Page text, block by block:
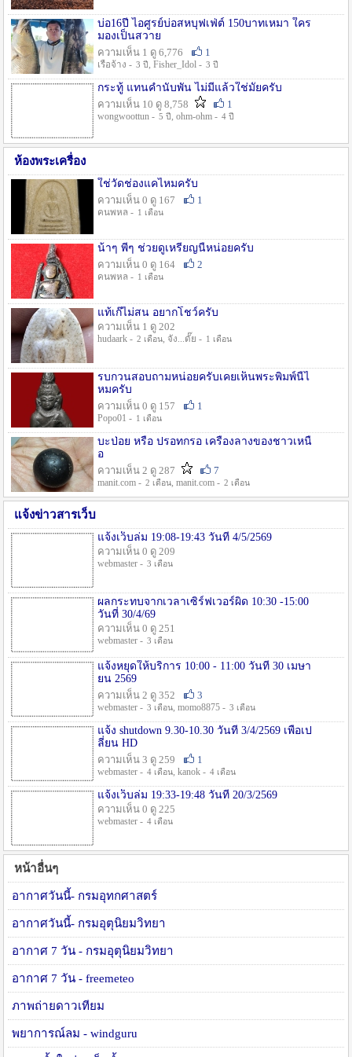
บ่อ16ปี ไอศูรย์บ่อสหบุฟเฟ่ต์ 150บาทเหมา ใคร
มองเป็นสวาย
ความเห็น 1 ดู 6,776
1
เรือจ้าง - 3 ปี , Fisher_Idol - 3 ปี
กระทู้ แทนคำนับพัน ไม่มีแล้วใช่มั๊ยครับ
ความเห็น 10 ดู 8,758
1
wongwoottun - 5 ปี , ohm-ohm - 4 ปี
ห้องพระเครื่อง
ใช่วัดช่องแคไหมครับ
ความเห็น 0 ดู 167
1
คนพหล - 1 เดือน
น้าๆ พี่ๆ ช่วยดูเหรียญนี้หน่อยครับ
ความเห็น 0 ดู 164
2
คนพหล - 1 เดือน
แท้เก๊ไม่สน อยากโชว์ครับ
ความเห็น 1 ดู 202
hudaark - 2 เดือน, จัง...ดั๊ย - 1 เดือน
รบกวนสอบถามหน่อยครับเคยเห็นพระพิมพ์นี้ไ
หมครับ
ความเห็น 0 ดู 157
1
Popo01 - 1 เดือน
บะป่อย หรือ ปรอทกรอ เครื่องลางของชาวเหนื
อ
ความเห็น 2 ดู 287
7
manit.com - 2 เดือน, manit.com - 2 เดือน
แจ้งข่าวสารเว็บ
แจ้งเว็บล่ม 19:08-19:43 วันที่ 4/5/2569
ความเห็น 0 ดู 209
webmaster - 3 เดือน
ผลกระทบจากเวลาเซิร์ฟเวอร์ผิด 10:30 -15:00
วันที่ 30/4/69
ความเห็น 0 ดู 251
webmaster - 3 เดือน
แจ้งหยุดให้บริการ 10:00 - 11:00 วันที่ 30 เมษา
ยน 2569
ความเห็น 2 ดู 352
3
webmaster - 3 เดือน, momo8875 - 3 เดือน
แจ้ง shutdown 9.30-10.30 วันที่ 3/4/2569 เพื่อเป
ลี่ยน HD
ความเห็น 3 ดู 259
1
webmaster - 4 เดือน, kanok - 4 เดือน
แจ้งเว็บล่ม 19:33-19:48 วันที่ 20/3/2569
ความเห็น 0 ดู 225
webmaster - 4 เดือน
หน้าอื่นๆ
อากาศวันนี้- กรมอุทกศาสตร์
อากาศวันนี้- กรมอุตุนิยมวิทยา
อากาศ 7 วัน - กรมอุตุนิยมวิทยา
อากาศ 7 วัน - freemeteo
ภาพถ่ายดาวเทียม
พยาการณ์ลม - windguru